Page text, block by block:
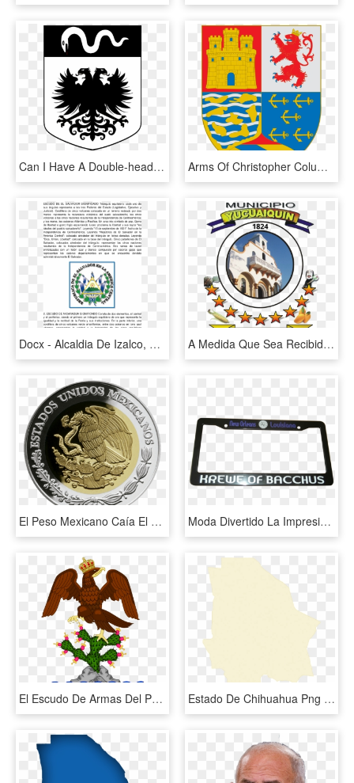
Can I Have A Double-headed Eagle Trying To Be Snatched - Bandera De Tunja Y El Escudo, HD Png Download Arms Of Christopher Columbus - Christopher Columbus Coat Of Arms Meaning, HD Png Download
Docx - Alcaldia De Izalco, HD Png Download A Medida Que Sea Recibida Se Cargará En Forma Paulatina, - Poster, HD Png Download
El Peso Mexicano Caía El Miércoles En Un Entorno De - Se Hace Con El Petroleo, HD Png Download Moda Divertido La Impresión De Logotipo De La Bandera - Sign, HD Png Download
El Escudo De Armas Del Primer Imperio Mexicano Durante - Escudo De La Bandera De Iturbide, HD Png Download Estado De Chihuahua Png - Estado De Chihuahua Vector, Transparent Png